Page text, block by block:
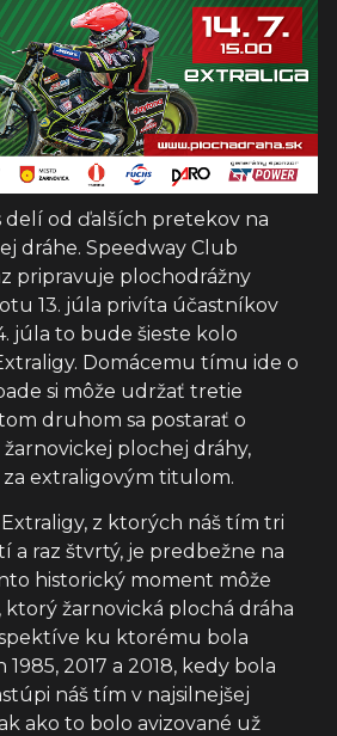
delí od ďalších pretekov na
dráhe. Speedway Club
pripravuje plochodrážny
13. júla privíta účastníkov
júla to bude šieste kolo
Domácemu tímu ide o
si môže udržať tretie
druhom sa postarať o
plochej dráhy,
extraligovým titulom.
z ktorých náš tím tri
a raz štvrtý, je predbežne na
historický moment môže
žarnovická plochá dráha
ku ktorému bola
2017 a 2018, kedy bola
náš tím v najsilnejšej
ako to bolo avizované už